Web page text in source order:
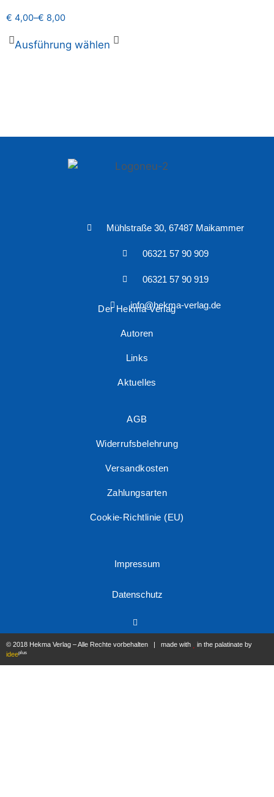
€ 4,00–€ 8,00
Ausführung wählen
Mühlstraße 30, 67487 Maikammer
06321 57 90 909
06321 57 90 919
info@hekma-verlag.de
Der Hekma Verlag
Autoren
Links
Aktuelles
AGB
Widerrufsbelehrung
Versandkosten
Zahlungsarten
Cookie-Richtlinie (EU)
Impressum
Datenschutz
© 2018 Hekma Verlag – Alle Rechte vorbehalten | made with
in the palatinate by
ideeplus